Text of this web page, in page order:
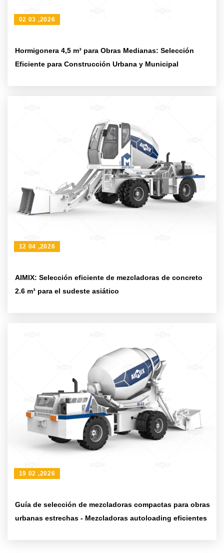
Hormigonera 4,5 m³ para Obras Medianas: Selección
Eficiente para Construcción Urbana y Municipal
02 03 ,2026
AIMIX: Selección eficiente de mezcladoras de concreto
2.6 m³ para el sudeste asiático
12 04 ,2026
Guía de selección de mezcladoras compactas para obras
urbanas estrechas - Mezcladoras autoloading eficientes
19 02 ,2026